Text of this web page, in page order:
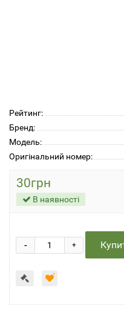
Рейтинг:
Бренд:
Модель:
Оригінальний номер:
30грн
В наявності
+
-